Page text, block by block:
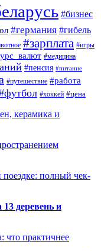
#бизнес
#германия #гибель
#зарплата #игры
#медицина
#пенсия #питание
#путешествие #работа
#хоккей #цена
керамика и
поездке: полный чек-
13 деревень и
что практичнее